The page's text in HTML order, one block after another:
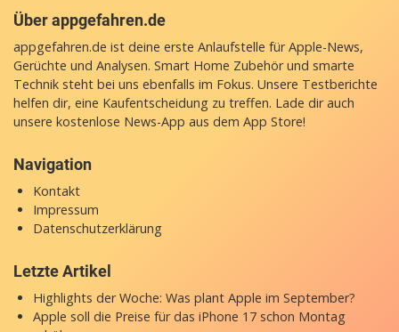
Über appgefahren.de
appgefahren.de ist deine erste Anlaufstelle für Apple-News,
Gerüchte und Analysen. Smart Home Zubehör und smarte
Technik steht bei uns ebenfalls im Fokus. Unsere Testberichte
helfen dir, eine Kaufentscheidung zu treffen. Lade dir auch
unsere kostenlose News-App aus dem App Store!
Navigation
Kontakt
Impressum
Datenschutzerklärung
Letzte Artikel
Highlights der Woche: Was plant Apple im September?
Apple soll die Preise für das iPhone 17 schon Montag